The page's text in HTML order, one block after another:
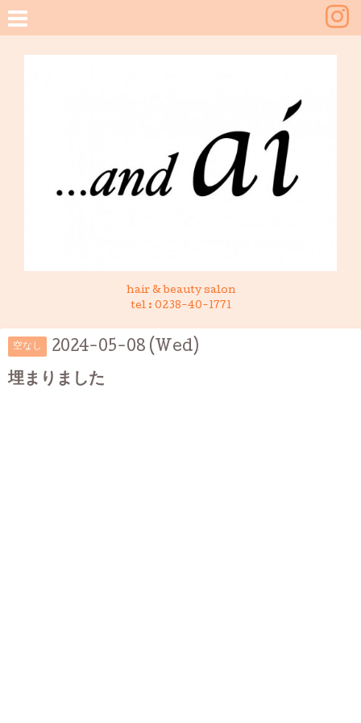
hair & beauty salon
tel : 0238-40-1771
空なし 2024-05-08 (Wed)
埋まりました